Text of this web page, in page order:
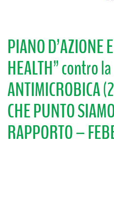
PIANO D’AZIONE
HEALTH” contro
ANTIMICROBICA
CHE PUNTO
RAPPORTO –